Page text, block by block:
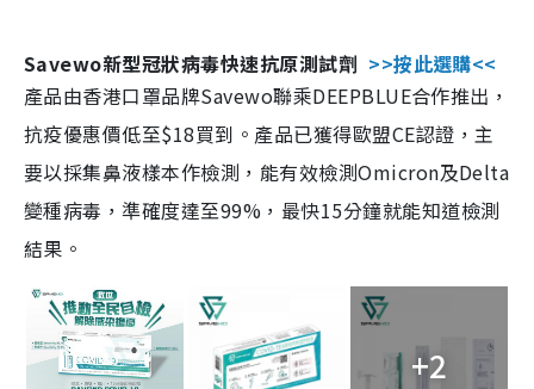
Savewo新型冠狀病毒快速抗原測試劑 >>按此選購<<
產品由香港口罩品牌Savewo聯乘DEEPBLUE合作推出，
抗疫優惠價低至$18買到。產品已獲得歐盟CE認證，主
要以採集鼻液樣本作檢測，能有效檢測Omicron及Delta
變種病毒，準確度達至99%，最快15分鐘就能知道檢測
結果。
+2